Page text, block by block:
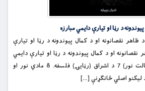
د رڼا او تیارې دایمي مبارزه
نقصانونه او د کمال پیوندونه د رڼا او تیارې
او د کمال پیوندونه د رڼا او تیارې دایمي
جګړه. 7 د نور اصالت (اصالت نور) 7 د اشراق (رڼایۍ) فلسفه. 8 مادي نور او